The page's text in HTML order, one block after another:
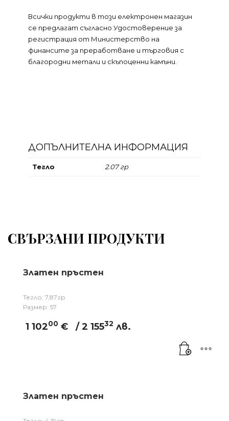
Всички продукти в този електронен магазин
се предлагат съгласно Удостоверение за
регистрация от Министерство на
финансите за преработване и търговия с
благородни метали и скъпоценни камъни.
ДОПЪЛНИТЕЛНА ИНФОРМАЦИЯ
Тегло 2.07 гр
СВЪРЗАНИ ПРОДУКТИ
Златен пръстен
Тегло: 7,87гр
Размер: 57
1 10200 € / 2 15532 лв.
Златен пръстен